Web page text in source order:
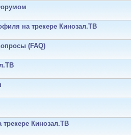
на трекере Кинозал.ТВ
(FAQ)
трекере Кинозал.ТВ